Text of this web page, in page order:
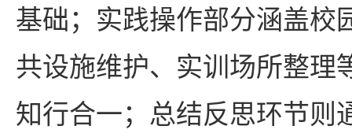
基础；实践操作部分涵盖校
共设施维护、实训场所整理
知行合一；总结反思环节则